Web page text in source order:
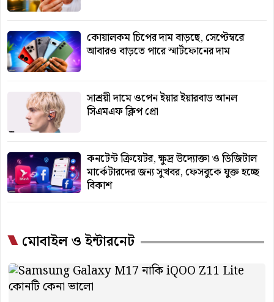
কোয়ালকম চিপের দাম বাড়ছে, সেপ্টেম্বরে
আবারও বাড়তে পারে স্মার্টফোনের দাম
সাশ্রয়ী দামে ওপেন ইয়ার ইয়ারবাড আনল
সিএমএফ ক্লিপ প্রো
কনটেন্ট ক্রিয়েটর, ক্ষুদ্র উদ্যোক্তা ও ডিজিটাল
মার্কেটারদের জন্য সুখবর, ফেসবুকে যুক্ত হচ্ছে
বিকাশ
মোবাইল ও ইন্টারনেট